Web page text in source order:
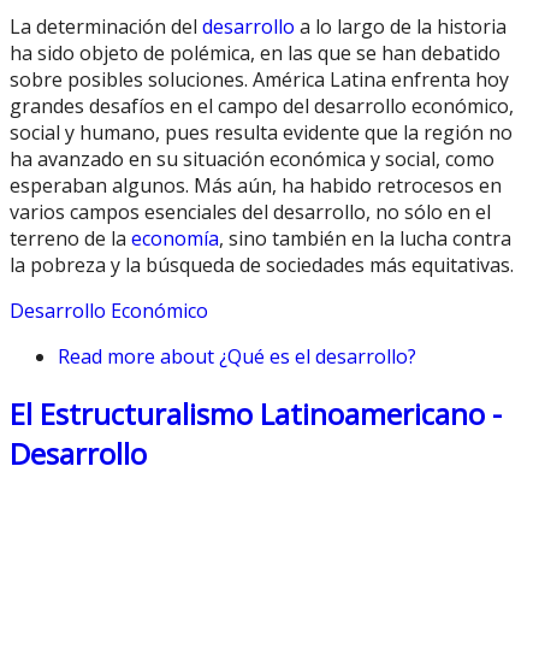
La determinación del desarrollo a lo largo de la historia
ha sido objeto de polémica, en las que se han debatido
sobre posibles soluciones. América Latina enfrenta hoy
grandes desafíos en el campo del desarrollo económico,
social y humano, pues resulta evidente que la región no
ha avanzado en su situación económica y social, como
esperaban algunos. Más aún, ha habido retrocesos en
varios campos esenciales del desarrollo, no sólo en el
terreno de la economía, sino también en la lucha contra
la pobreza y la búsqueda de sociedades más equitativas.
Desarrollo Económico
Read more about ¿Qué es el desarrollo?
El Estructuralismo Latinoamericano -
Desarrollo